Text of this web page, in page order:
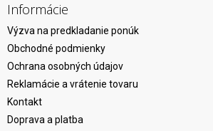
Informácie
Výzva na predkladanie ponúk
Obchodné podmienky
Ochrana osobných údajov
Reklamácie a vrátenie tovaru
Kontakt
Doprava a platba